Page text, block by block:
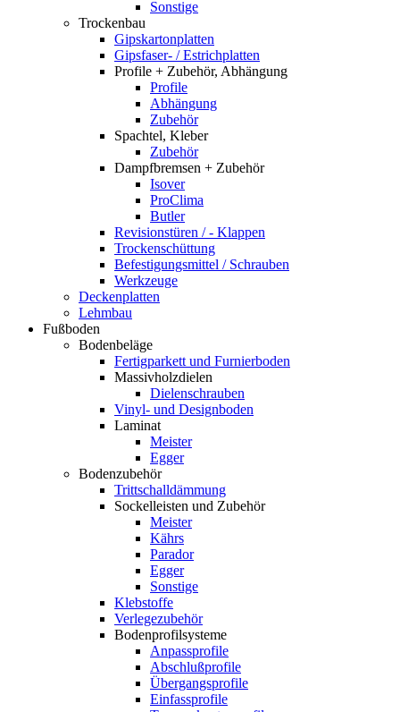
Sonstige
Trockenbau
Gipskartonplatten
Gipsfaser- / Estrichplatten
Profile + Zubehör, Abhängung
Profile
Abhängung
Zubehör
Spachtel, Kleber
Zubehör
Dampfbremsen + Zubehör
Isover
ProClima
Butler
Revisionstüren / - Klappen
Trockenschüttung
Befestigungsmittel / Schrauben
Werkzeuge
Deckenplatten
Lehmbau
Fußboden
Bodenbeläge
Fertigparkett und Furnierboden
Massivholzdielen
Dielenschrauben
Vinyl- und Designboden
Laminat
Meister
Egger
Bodenzubehör
Trittschalldämmung
Sockelleisten und Zubehör
Meister
Kährs
Parador
Egger
Sonstige
Klebstoffe
Verlegezubehör
Bodenprofilsysteme
Anpassprofile
Abschlußprofile
Übergangsprofile
Einfassprofile